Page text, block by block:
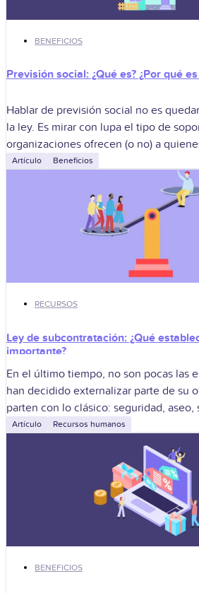
BENEFICIOS
Previsión social: ¿Qué es? ¿Por qué
Hablar de previsión social no es
la ley. Es mirar con lupa el tipo de
organizaciones ofrecen (o no) a
Artículo Beneficios
RECURSOS
Ley de subcontratación: ¿Qué
importante?
En el último tiempo, no son pocas las
han decidido externalizar parte de su
parten con lo clásico: seguridad,
van
Artículo Recursos humanos
BENEFICIOS